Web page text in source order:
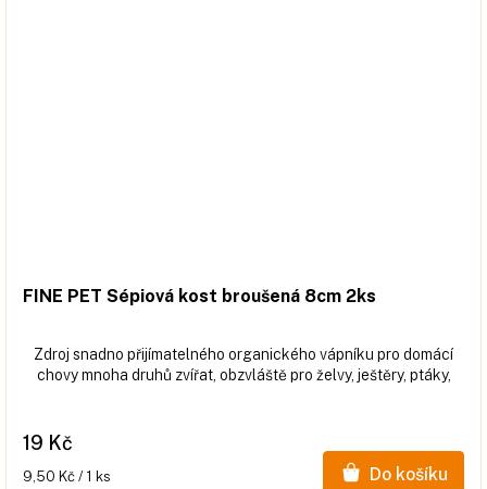
FINE PET Sépiová kost broušená 8cm 2ks
19 Kč
Měrná
9,50 Kč / 1 ks Do košíku
Zdroj snadno přijímatelného organického vápníku pro domácí
chovy mnoha druhů zvířat, obzvláště pro želvy, ještěry, ptáky,